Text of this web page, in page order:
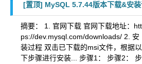
[置顶] MySQL 5.7.44版本下载&安
摘要： 1. 官网下载 官网下载地址：htt
ps://dev.mysql.com/downloads/ 2. 安
装过程 双击已下载的msi文件，根据以
下步骤进行安装... 步骤1： 步骤2： 步